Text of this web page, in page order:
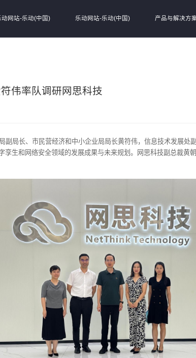
动网站-乐动(中国) 乐动网站-乐动(中国) 产品与解决方
伟率队调研网思科技
副局长、市民营经济和中小企业局局长黄符伟，信息技术发展处
孪生和网络安全领域的发展成果与未来规划。网思科技副总裁黄